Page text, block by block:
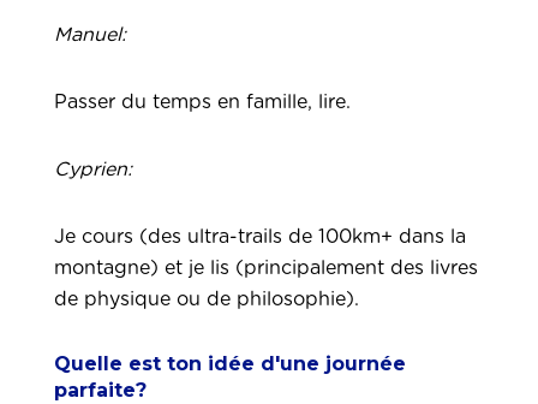
Manuel:
Passer du temps en famille, lire.
Cyprien:
Je cours (des ultra-trails de 100km+ dans la
montagne) et je lis (principalement des livres
de physique ou de philosophie).
Quelle est ton idée d'une journée
parfaite?